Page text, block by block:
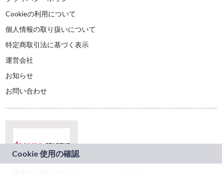
Cookieの利用について
個人情報の取り扱いについて
特定商取引法に基づく表示
運営会社
お知らせ
お問い合わせ